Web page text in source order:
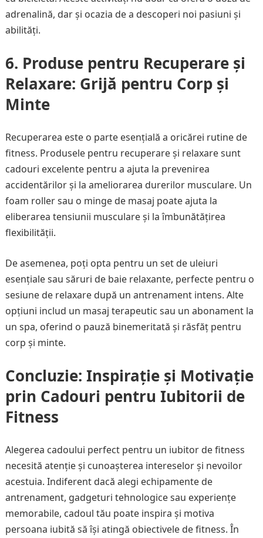
adrenalină, dar și ocazia de a descoperi noi pasiuni și
abilități.
6. Produse pentru Recuperare și
Relaxare: Grijă pentru Corp și
Minte
Recuperarea este o parte esențială a oricărei rutine de
fitness. Produsele pentru recuperare și relaxare sunt
cadouri excelente pentru a ajuta la prevenirea
accidentărilor și la ameliorarea durerilor musculare. Un
foam roller sau o minge de masaj poate ajuta la
eliberarea tensiunii musculare și la îmbunătățirea
flexibilității.
De asemenea, poți opta pentru un set de uleiuri
esențiale sau săruri de baie relaxante, perfecte pentru o
sesiune de relaxare după un antrenament intens. Alte
opțiuni includ un masaj terapeutic sau un abonament la
un spa, oferind o pauză binemeritată și răsfăț pentru
corp și minte.
Concluzie: Inspirație și Motivație
prin Cadouri pentru Iubitorii de
Fitness
Alegerea cadoului perfect pentru un iubitor de fitness
necesită atenție și cunoașterea intereselor și nevoilor
acestuia. Indiferent dacă alegi echipamente de
antrenament, gadgeturi tehnologice sau experiențe
memorabile, cadoul tău poate inspira și motiva
persoana iubită să își atingă obiectivele de fitness. În